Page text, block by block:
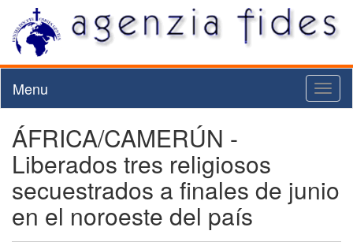
Menu
ÁFRICA/CAMERÚN -
Liberados tres religiosos
secuestrados a finales de junio
en el noroeste del país